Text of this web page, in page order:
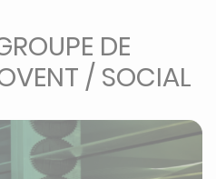
DE
/ SOCIAL